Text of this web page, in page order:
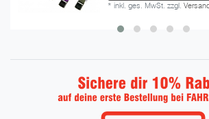
*inkl. ges. MwSt. zzgl.